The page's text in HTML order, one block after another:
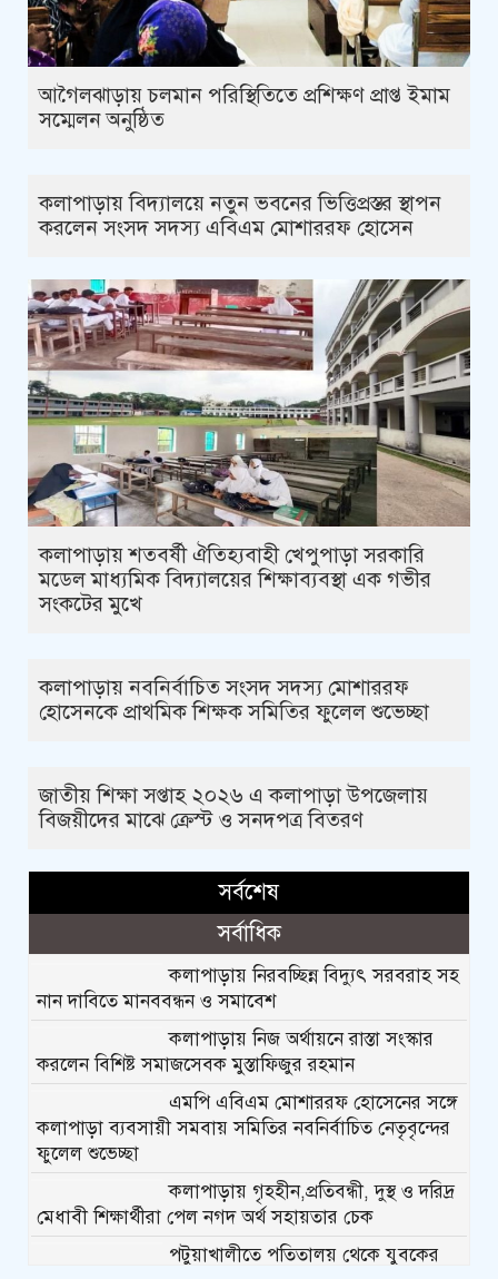
আগৈলঝাড়ায় চলমান পরিস্থিতিতে প্রশিক্ষণ প্রাপ্ত ইমাম
সম্মেলন অনুষ্ঠিত
কলাপাড়ায় বিদ্যালয়ে নতুন ভবনের ভিত্তিপ্রস্তর স্থাপন
করলেন সংসদ সদস্য এবিএম মোশাররফ হোসেন
কলাপাড়ায় শতবর্ষী ঐতিহ্যবাহী খেপুপাড়া সরকারি
মডেল মাধ্যমিক বিদ্যালয়ের শিক্ষাব্যবস্থা এক গভীর
সংকটের মুখে
কলাপাড়ায় নবনির্বাচিত সংসদ সদস্য মোশাররফ
হোসেনকে প্রাথমিক শিক্ষক সমিতির ফুলেল শুভেচ্ছা
জাতীয় শিক্ষা সপ্তাহ ২০২৬ এ কলাপাড়া উপজেলায়
বিজয়ীদের মাঝে ক্রেস্ট ও সনদপত্র বিতরণ
সর্বশেষ
সর্বাধিক
কলাপাড়ায় নিরবচ্ছিন্ন বিদ্যুৎ সরবরাহ সহ
নান দাবিতে মানববন্ধন ও সমাবেশ
কলাপাড়ায় নিজ অর্থায়নে রাস্তা সংস্কার
করলেন বিশিষ্ট সমাজসেবক মুস্তাফিজুর রহমান
এমপি এবিএম মোশাররফ হোসেনের সঙ্গে
কলাপাড়া ব্যবসায়ী সমবায় সমিতির নবনির্বাচিত নেতৃবৃন্দের
ফুলেল শুভেচ্ছা
কলাপাড়ায় গৃহহীন,প্রতিবন্ধী, দুস্থ ও দরিদ্র
মেধাবী শিক্ষার্থীরা পেল নগদ অর্থ সহায়তার চেক
পটুয়াখালীতে পতিতালয় থেকে যুবকের